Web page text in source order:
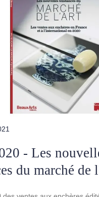
- Les
du marché de